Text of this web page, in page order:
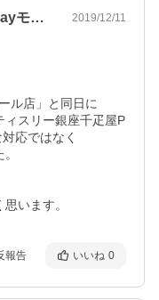
モ… 2019/12/11
ル店」と同日に
ィスリー銀座千疋屋P
応ではなく
います。
報告 いいね 0